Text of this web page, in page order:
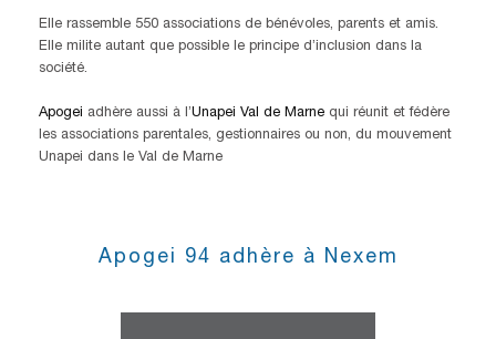
Elle rassemble 550 associations de bénévoles, parents et amis.
Elle milite autant que possible le principe d’inclusion dans la
société.
Apogei adhère aussi à l’Unapei Val de Marne qui réunit et fédère
les associations parentales, gestionnaires ou non, du mouvement
Unapei dans le Val de Marne
Apogei 94 adhère à Nexem